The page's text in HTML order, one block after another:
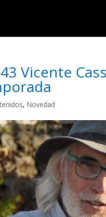
43 Vicente
, Novedad